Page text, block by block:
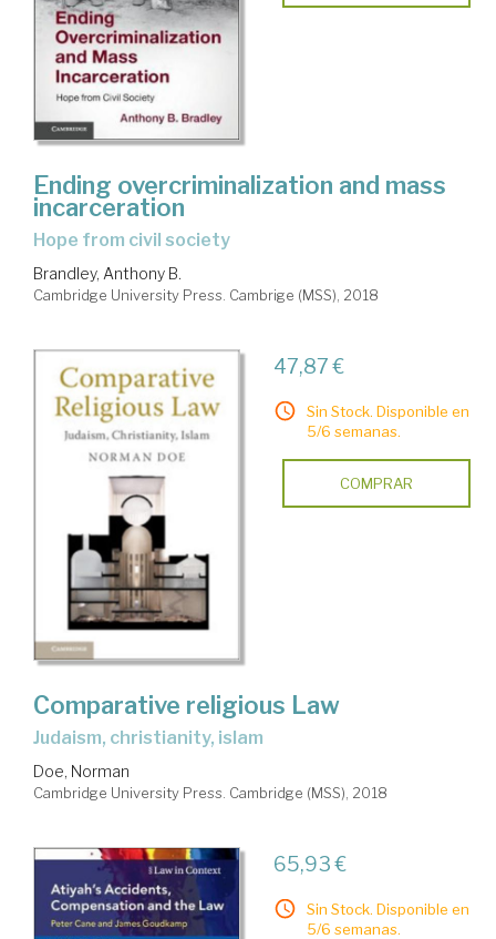
Ending overcriminalization and mass
incarceration
hope from civil society
Brandley, Anthony B.
Cambridge University Press. Cambrige (MSS), 2018
47,87 €
Sin Stock. Disponible en
5/6 semanas.
COMPRAR
Comparative religious Law
judaism, christianity, islam
Doe, Norman
Cambridge University Press. Cambridge (MSS), 2018
65,93 €
Sin Stock. Disponible en
5/6 semanas.